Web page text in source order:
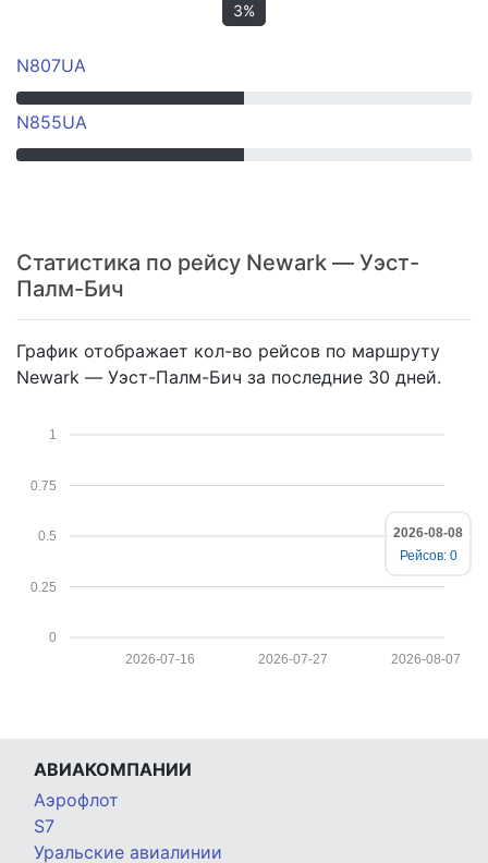
3%
N807UA
N855UA
Статистика по рейсу Newark — Уэст-
Палм-Бич
График отображает кол-во рейсов по маршруту
Newark — Уэст-Палм-Бич за последние 30 дней.
0
0.25
0.5
0.75
1
2026-08-07
2026-07-27
2026-07-16
2026-08-08
Рейсов: 0
АВИАКОМПАНИИ
Аэрофлот
S7
Уральские авиалинии